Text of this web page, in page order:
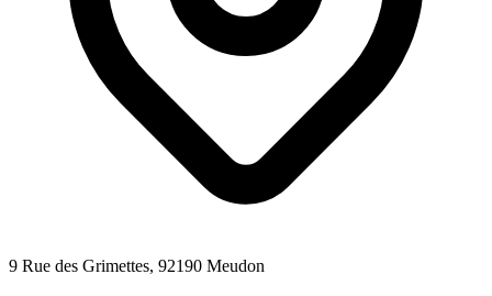
9 Rue des Grimettes, 92190 Meudon